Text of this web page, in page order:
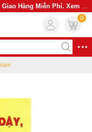
Hàng Miễn Phí. Xem Ngay
0